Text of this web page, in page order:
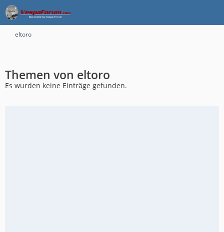
eltoro
Themen von eltoro
Es wurden keine Einträge gefunden.